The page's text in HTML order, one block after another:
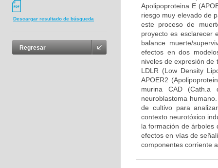
Descargar resultado de búsqueda
Regresar
Apolipoproteina E
riesgo muy elevado de
este proceso de
proyecto es esclarecer
balance muerte/
efectos en dos
niveles de expresión de
LDLR (Low Density
APOER2
murina CAD (Cath.a
neuroblastoma
de cultivo para
contexto neurotóxico
la formación de árboles
efectos en vías de
componentes corriente